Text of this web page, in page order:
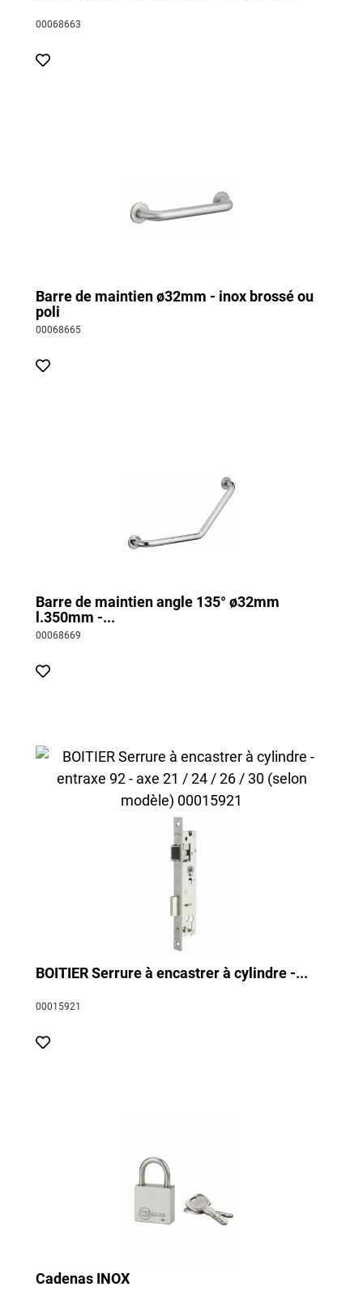
00068663
Barre de maintien ø32mm - inox brossé ou
poli
00068665
Barre de maintien angle 135° ø32mm
l.350mm -...
00068669
BOITIER Serrure à encastrer à cylindre -...
00015921
Cadenas INOX